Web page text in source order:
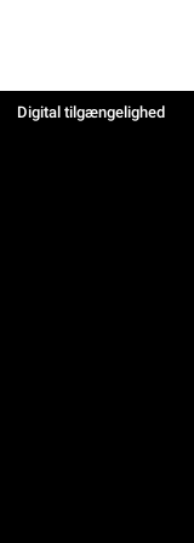
Digital tilgængelighed